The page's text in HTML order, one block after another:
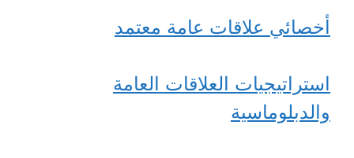
أخصائي علاقات عامة معتمد
استراتيجيات العلاقات العامة
والدبلوماسية